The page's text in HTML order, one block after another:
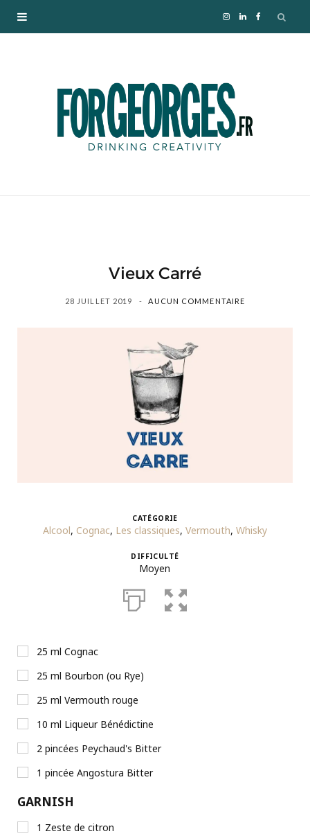
I
s
L
k
Vieux Carré
28 JUILLET 2019 AUCUN COMMENTAIRE
CATÉGORIE
Alcool, Cognac, Les classiques, Vermouth, Whisky
DIFFICULTÉ
Moyen
25 ml Cognac
25 ml Bourbon (ou Rye)
25 ml Vermouth rouge
10 ml Liqueur Bénédictine
2 pincées Peychaud's Bitter
1 pincée Angostura Bitter
GARNISH
1 Zeste de citron